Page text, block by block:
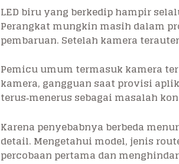
LED biru yang berkedip hampir
Perangkat mungkin masih dalam
pembaruan. Setelah kamera
Pemicu umum termasuk kamera
kamera, gangguan saat provisi
terus‑menerus sebagai masalah
Karena penyebabnya berbeda
detail. Mengetahui model, jenis
percobaan pertama dan